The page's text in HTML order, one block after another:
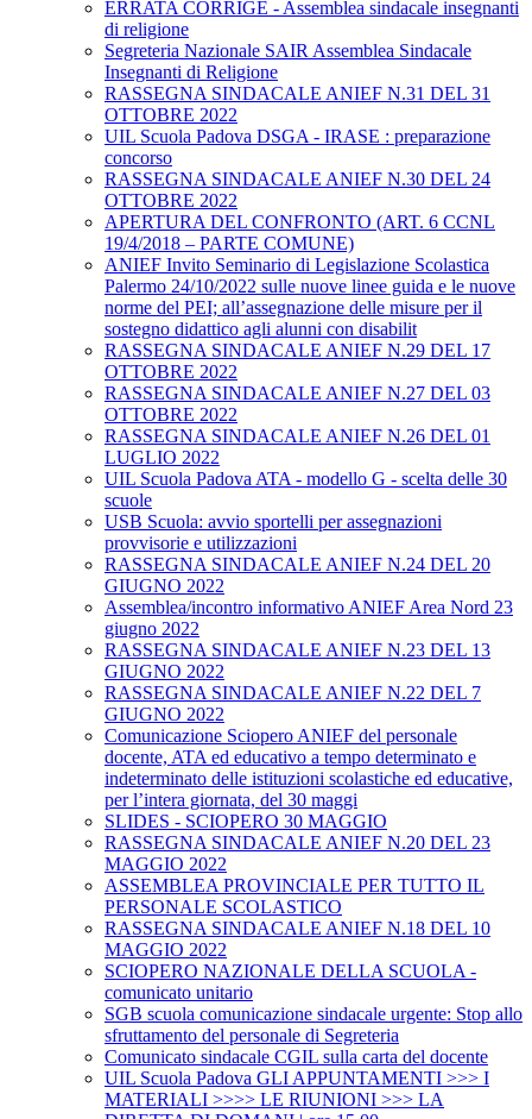
ERRATA CORRIGE - Assemblea sindacale insegnanti
di religione
Segreteria Nazionale SAIR Assemblea Sindacale
Insegnanti di Religione
RASSEGNA SINDACALE ANIEF N.31 DEL 31
OTTOBRE 2022
UIL Scuola Padova DSGA - IRASE : preparazione
concorso
RASSEGNA SINDACALE ANIEF N.30 DEL 24
OTTOBRE 2022
APERTURA DEL CONFRONTO (ART. 6 CCNL
19/4/2018 – PARTE COMUNE)
ANIEF Invito Seminario di Legislazione Scolastica
Palermo 24/10/2022 sulle nuove linee guida e le nuove
norme del PEI; all’assegnazione delle misure per il
sostegno didattico agli alunni con disabilit
RASSEGNA SINDACALE ANIEF N.29 DEL 17
OTTOBRE 2022
RASSEGNA SINDACALE ANIEF N.27 DEL 03
OTTOBRE 2022
RASSEGNA SINDACALE ANIEF N.26 DEL 01
LUGLIO 2022
UIL Scuola Padova ATA - modello G - scelta delle 30
scuole
USB Scuola: avvio sportelli per assegnazioni
provvisorie e utilizzazioni
RASSEGNA SINDACALE ANIEF N.24 DEL 20
GIUGNO 2022
Assemblea/incontro informativo ANIEF Area Nord 23
giugno 2022
RASSEGNA SINDACALE ANIEF N.23 DEL 13
GIUGNO 2022
RASSEGNA SINDACALE ANIEF N.22 DEL 7
GIUGNO 2022
Comunicazione Sciopero ANIEF del personale
docente, ATA ed educativo a tempo determinato e
indeterminato delle istituzioni scolastiche ed educative,
per l’intera giornata, del 30 maggi
SLIDES - SCIOPERO 30 MAGGIO
RASSEGNA SINDACALE ANIEF N.20 DEL 23
MAGGIO 2022
ASSEMBLEA PROVINCIALE PER TUTTO IL
PERSONALE SCOLASTICO
RASSEGNA SINDACALE ANIEF N.18 DEL 10
MAGGIO 2022
SCIOPERO NAZIONALE DELLA SCUOLA -
comunicato unitario
SGB scuola comunicazione sindacale urgente: Stop allo
sfruttamento del personale di Segreteria
Comunicato sindacale CGIL sulla carta del docente
UIL Scuola Padova GLI APPUNTAMENTI >>> I
MATERIALI >>>> LE RIUNIONI >>> LA